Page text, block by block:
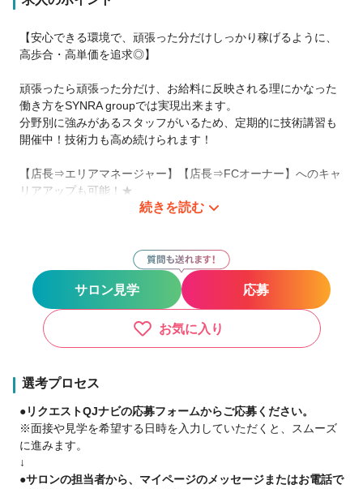
【安心できる環境で、頑張った分だけしっかり稼げるように、
高歩合・高単価を追求◎】
頑張ったら頑張った分だけ、お給料に反映される理にかなった
働き方をSYNRA groupでは実現出来ます。
分野別に強みがあるスタッフがいるため、定期的に技術講習も
開催中！技術力も高め続けられます！
【店長⇒エリアマネージャー】【店長⇒FCオーナー】へのキャ
リアアップも可能！★
・採用管理（見学対応、面接等）
・広告管理（広告作成、クーポン考案等）
・仕入れ管理（発注業務、導入薬剤の決定）
独立を視野に、経営について学びたい方もぜひお待ちしており
ます★
◇施術を中心としたサロン内業務全般
続きを読む
サロン見学 応募
お気に入り
選考プロセス
●リクエストQJナビの応募フォームからご応募ください。
※面接や見学を希望する日時を入力していただくと、スムーズ
に進みます。
↓
●サロンの担当者から、マイページのメッセージまたはお電話で